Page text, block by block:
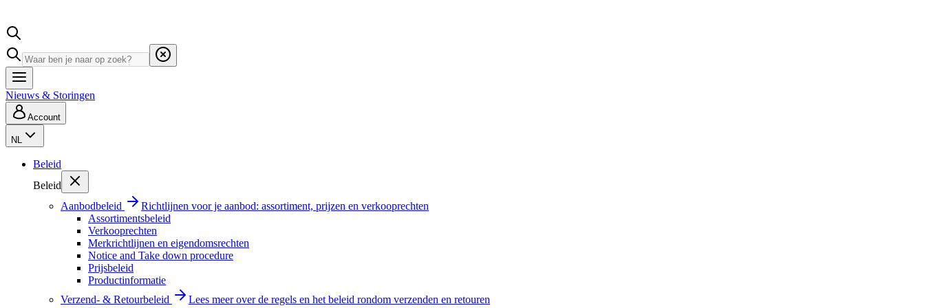
Nieuws & Storingen
Account
NL
Beleid
Beleid
Aanbodbeleid
Richtlijnen voor je aanbod: assortiment, prijzen en verkooprechten
Assortimentsbeleid
Verkooprechten
Merkrichtlijnen en eigendomsrechten
Notice and Take down procedure
Prijsbeleid
Productinformatie
Verzend- & Retourbeleid
Lees meer over de regels en het beleid rondom verzenden en retouren